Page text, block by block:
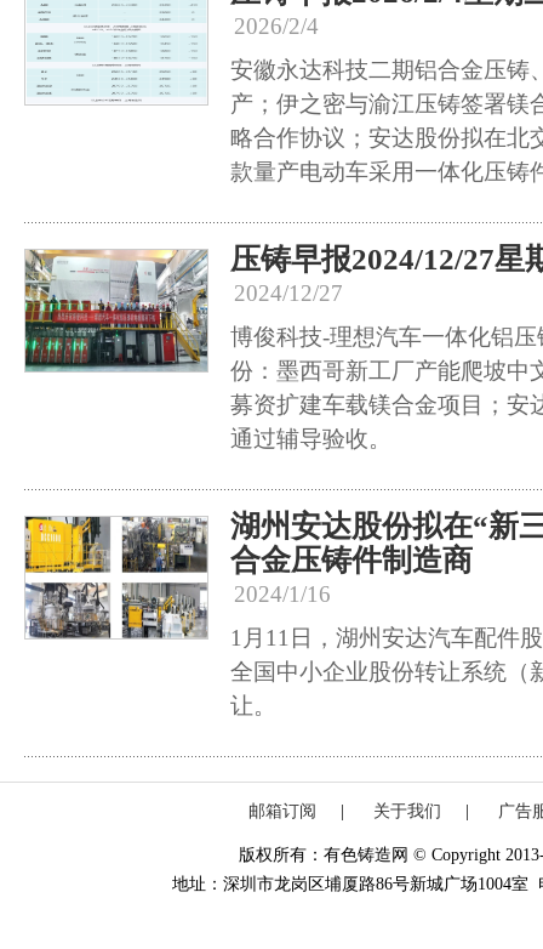
2026/2/4
安徽永达科技二期铝合金压铸
产；伊之密与渝江压铸签署镁
略合作协议；安达股份拟在北
款量产电动车采用一体化压铸
压铸早报2024/12/27星
2024/12/27
博俊科技-理想汽车一体化铝
份：墨西哥新工厂产能爬坡中
募资扩建车载镁合金项目；安
通过辅导验收。
湖州安达股份拟在“新
合金压铸件制造商
2024/1/16
1月11日，湖州安达汽车配件
全国中小企业股份转让系统（
让。
邮箱订阅 关于我们 广告
版权所有：有色铸造网 © Copyright
地址：深圳市龙岗区埔厦路86号新城广场1004室